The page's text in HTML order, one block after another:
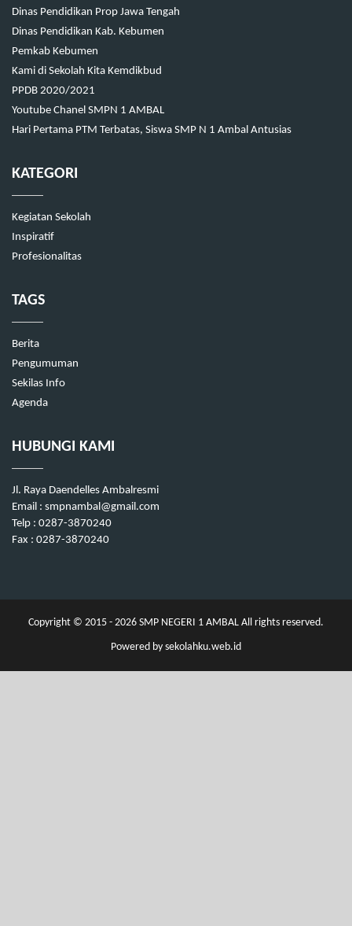
Dinas Pendidikan Prop Jawa Tengah
Dinas Pendidikan Kab. Kebumen
Pemkab Kebumen
Kami di Sekolah Kita Kemdikbud
PPDB 2020/2021
Youtube Chanel SMPN 1 AMBAL
Hari Pertama PTM Terbatas, Siswa SMP N 1 Ambal Antusias
KATEGORI
Kegiatan Sekolah
Inspiratif
Profesionalitas
TAGS
Berita
Pengumuman
Sekilas Info
Agenda
HUBUNGI KAMI
Jl. Raya Daendelles Ambalresmi
Email : smpnambal@gmail.com
Telp : 0287-3870240
Fax : 0287-3870240
Copyright © 2015 - 2026 SMP NEGERI 1 AMBAL All rights reserved.
Powered by sekolahku.web.id